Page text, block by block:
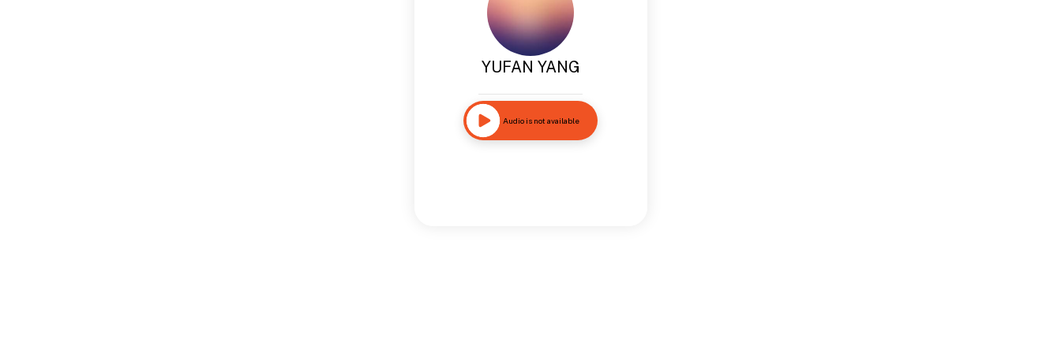
YUFAN YANG
Audio is not available